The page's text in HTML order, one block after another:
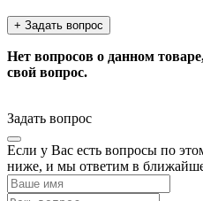
+ Задать вопрос
Нет вопросов о данном
свой вопрос.
Задать вопрос
Если у Вас есть вопросы по
ниже, и мы ответим в